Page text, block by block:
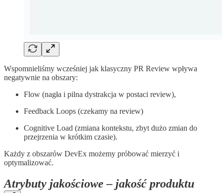
Wspomnieliśmy wcześniej jak klasyczny PR Review wpływa
negatywnie na obszary:
Flow (nagła i pilna dystrakcja w postaci review),
Feedback Loops (czekamy na review)
Cognitive Load (zmiana kontekstu, zbyt dużo zmian do
przejrzenia w krótkim czasie).
Każdy z obszarów DevEx możemy próbować mierzyć i
optymalizować.
Atrybuty jakościowe – jakość produktu